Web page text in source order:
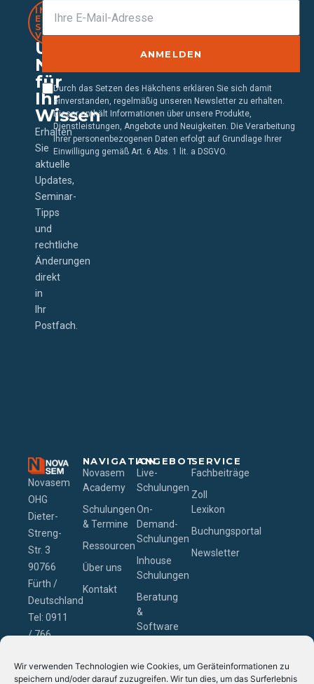
Wir verwenden Technologien wie Cookies, um Geräteinformationen zu
speichern und/oder darauf zuzugreifen. Wir tun dies, um das Surferlebnis
IMMER
EINEN
SCHRITT
VORAUS
Unser
Newsletter
für
Ihr
Wissen
Erhalten
Sie
aktuelle
Updates,
Seminar-
Tipps
und
rechtliche
Änderungen
direkt
in
Ihr
Postfach.
ANMELDEN
Durch das Setzen des Häkchens erklären Sie sich damit
einverstanden, regelmäßig unseren Newsletter zu erhalten.
Dieser enthält Informationen über unsere Produkte,
Dienstleistungen, Angebote und Neuigkeiten. Die Verarbeitung
Ihrer personenbezogenen Daten erfolgt auf Grundlage Ihrer
Einwilligung gemäß Art. 6 Abs. 1 lit. a DSGVO.
Novasem
OHG
Dieter-
Streng-
Str. 3
90766
Fürth /
Deutschland
Tel: 0911
/ 766
Email:
NAVIGATION
Novasem
Academy
Schulungen
& Termine
Ressourcen
Über uns
Kontakt
ANGEBOT
Live-
Schulungen
On-
Demand-
Schulungen
Inhouse
Schulungen
Beratung
&
Software
SERVICE
Fachbeiträge
Zoll
Lexikon
Buchungsportal
Newsletter